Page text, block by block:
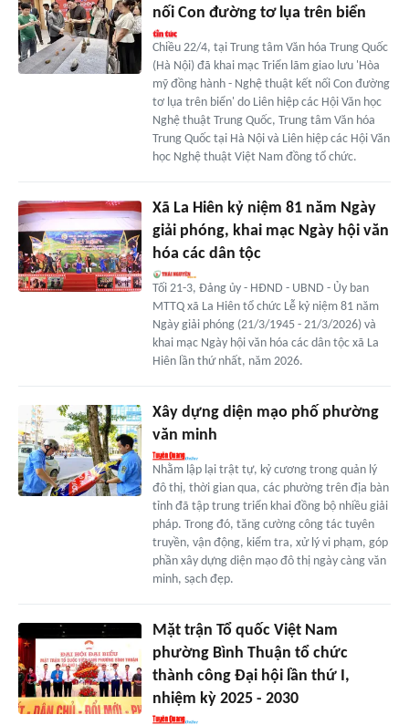
nối Con đường tơ lụa trên biển
Chiều 22/4, tại Trung tâm Văn hóa Trung Quốc
(Hà Nội) đã khai mạc Triển lãm giao lưu 'Hòa
mỹ đồng hành - Nghệ thuật kết nối Con đường
tơ lụa trên biển' do Liên hiệp các Hội Văn học
Nghệ thuật Trung Quốc, Trung tâm Văn hóa
Trung Quốc tại Hà Nội và Liên hiệp các Hội Văn
học Nghệ thuật Việt Nam đồng tổ chức.
Xã La Hiên kỷ niệm 81 năm Ngày
giải phóng, khai mạc Ngày hội văn
hóa các dân tộc
Tối 21-3, Đảng ủy - HĐND - UBND - Ủy ban
MTTQ xã La Hiên tổ chức Lễ kỷ niệm 81 năm
Ngày giải phóng (21/3/1945 - 21/3/2026) và
khai mạc Ngày hội văn hóa các dân tộc xã La
Hiên lần thứ nhất, năm 2026.
Xây dựng diện mạo phố phường
văn minh
Nhằm lập lại trật tự, kỷ cương trong quản lý
đô thị, thời gian qua, các phường trên địa bàn
tỉnh đã tập trung triển khai đồng bộ nhiều giải
pháp. Trong đó, tăng cường công tác tuyên
truyền, vận động, kiểm tra, xử lý vi phạm, góp
phần xây dựng diện mạo đô thị ngày càng văn
minh, sạch đẹp.
Mặt trận Tổ quốc Việt Nam
phường Bình Thuận tổ chức
thành công Đại hội lần thứ I,
nhiệm kỳ 2025 - 2030